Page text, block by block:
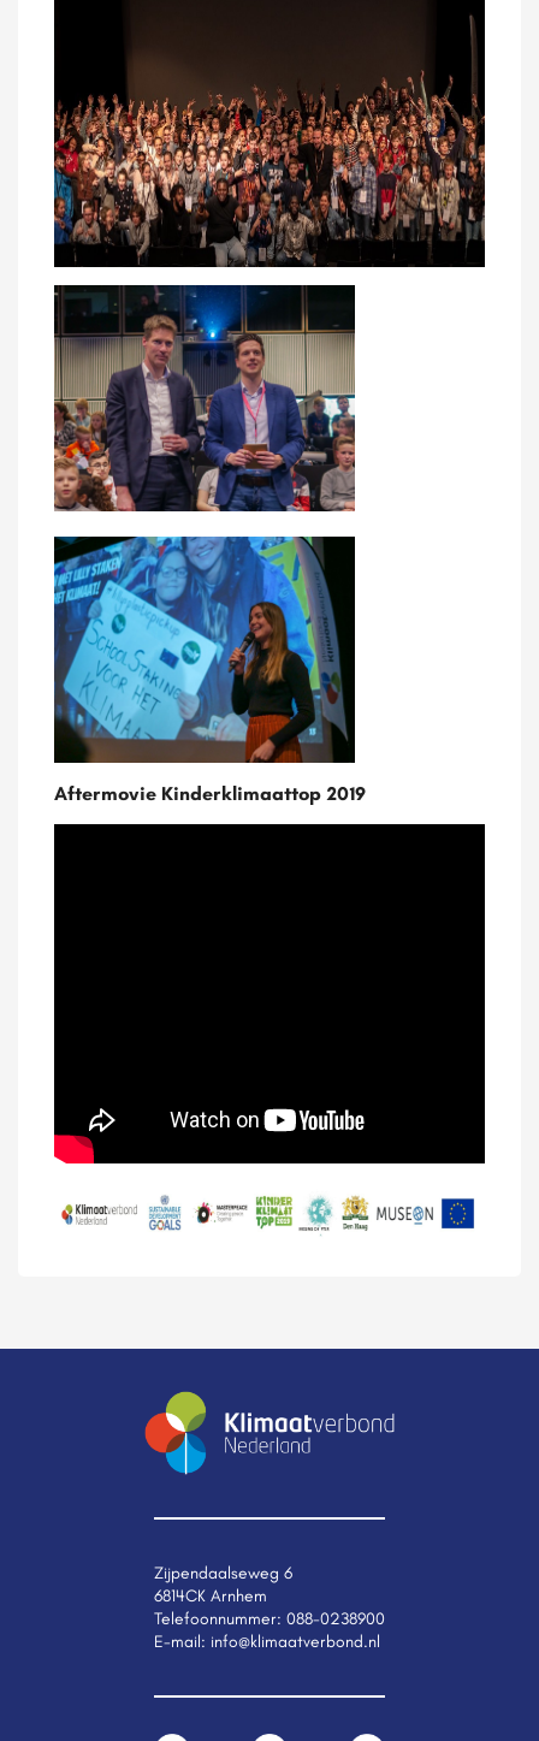
Aftermovie Kinderklimaattop 2019
Zijpendaalseweg 6
6814CK Arnhem
Telefoonnummer: 088-0238900
E-mail: info@klimaatverbond.nl